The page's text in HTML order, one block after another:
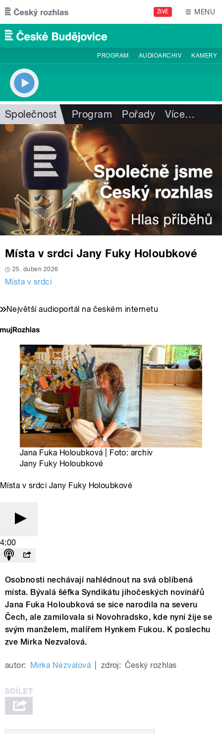
Přejít k hlavnímu obsahu
ŽIVĚ MENU
PROGRAM AUDIOARCHIV KAMERY
Společnost Program Pořady Více…
Místa v srdci Jany Fuky Holoubkové
25. duben 2026
Místa v srdci
Největší audioportál na českém internetu
Jana Fuka Holoubková | Foto: archiv
Jany Fuky Holoubkové
Místa v srdci Jany Fuky Holoubkové
4:00
Osobnosti nechávají nahlédnout na svá oblíbená
místa. Bývalá šéfka Syndikátu jihočeských novinářů
Jana Fuka Holoubková se sice narodila na severu
Čech, ale zamilovala si Novohradsko, kde nyní žije se
svým manželem, malířem Hynkem Fukou. K poslechu
zve Mirka Nezvalová.
autor: Mirka Nezvalová zdroj: Český rozhlas